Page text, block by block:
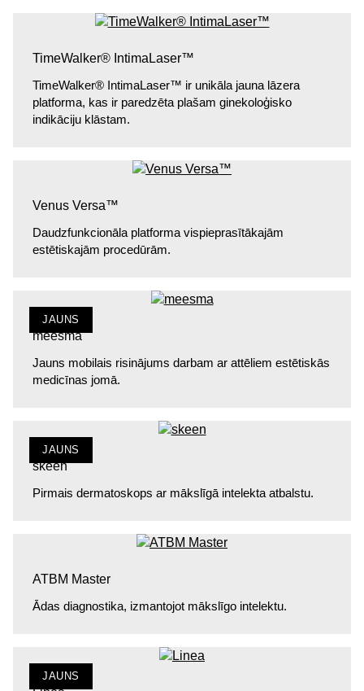
TimeWalker® IntimaLaser™
TimeWalker® IntimaLaser™ ir unikāla jauna lāzera
platforma, kas ir paredzēta plašam ginekoloģisko
indikāciju klāstam.
Venus Versa™
Daudzfunkcionāla platforma vispieprasītākajām
estētiskajām procedūrām.
JAUNS
meesma
Jauns mobilais risinājums darbam ar attēliem estētiskās
medicīnas jomā.
JAUNS
skeen
Pirmais dermatoskops ar mākslīgā intelekta atbalstu.
ATBM Master
Ādas diagnostika, izmantojot mākslīgo intelektu.
JAUNS